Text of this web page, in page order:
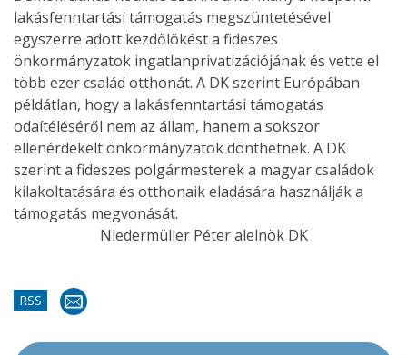
lakásfenntartási támogatás megszüntetésével
egyszerre adott kezdőlökést a fideszes
önkormányzatok ingatlanprivatizációjának és vette el
több ezer család otthonát. A DK szerint Európában
példátlan, hogy a lakásfenntartási támogatás
odaítéléséről nem az állam, hanem a sokszor
ellenérdekelt önkormányzatok dönthetnek. A DK
szerint a fideszes polgármesterek a magyar családok
kilakoltatására és otthonaik eladására használják a
támogatás megvonását.
Niedermüller Péter alelnök DK
RSS